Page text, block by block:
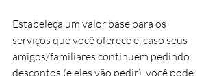
Estabeleça um valor base para os
serviços que você oferece e, caso seus
amigos/familiares continuem pedindo
descontos (e eles vão pedir), você pode